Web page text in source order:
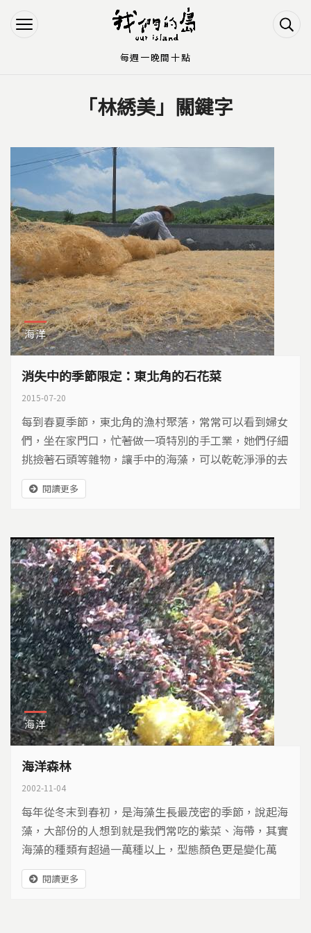
Jump to Navigation
Jump to Main content
「林綉美」關鍵字
海洋
消失中的季節限定：東北角的石花菜
2015-07-20
每到春夏季節，東北角的漁村聚落，常常可以看到婦女
們，坐在家門口，忙著做一項特別的手工業，她們仔細
挑撿著石頭等雜物，讓手中的海藻，可以乾乾淨淨的去
曬太陽…
閱讀更多
海洋
海洋森林
2002-11-04
每年從冬末到春初，是海藻生長最茂密的季節，說起海
藻，大部份的人想到就是我們常吃的­紫菜、海帶，其實
海藻的種類有超過一萬種以上，型態顏色更是變化萬
千，在海洋中海藻就­像是一座森林，它不但是氧氣的主
要製造者，也是海洋生物的家，在炎熱的南台灣 。
閱讀更多
每週一晚間十點